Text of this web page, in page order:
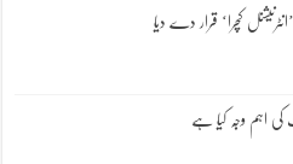
کچرا‘ قرار دے دیا
اہم وجہ کیا ہے